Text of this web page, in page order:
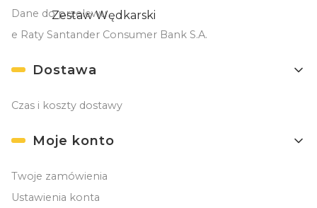
Zestaw Wędkarski
Dane do przelewu
e Raty Santander Consumer Bank S.A.
Dostawa
Czas i koszty dostawy
Moje konto
Twoje zamówienia
Ustawienia konta